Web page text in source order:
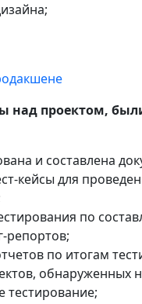
над проектом,
и составлена
кейсы для
по
репортов;
по итогам
обнаруженных
тестирование;